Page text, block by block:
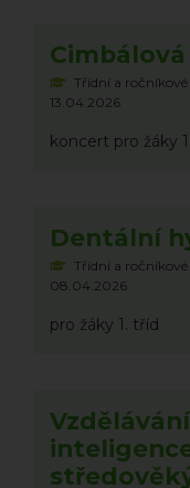
Třídní a ročníkové
13.04.2026
koncert pro žáky
Dentální
Třídní a ročníkové
08.04.2026
pro žáky 1. tříd